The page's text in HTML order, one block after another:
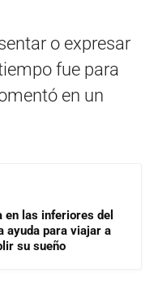
o expresar
fue para
en un
en las inferiores del
ayuda para viajar a
su sueño